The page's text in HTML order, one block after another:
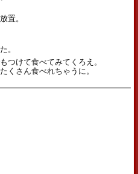
置。
。
つけて食べてみてくろえ。
くさん食べれちゃうに。